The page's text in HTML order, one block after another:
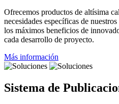
Ofrecemos productos de altísima
necesidades específicas de
los máximos beneficios de
cada desarrollo de proyecto.
Más información
Sistema de